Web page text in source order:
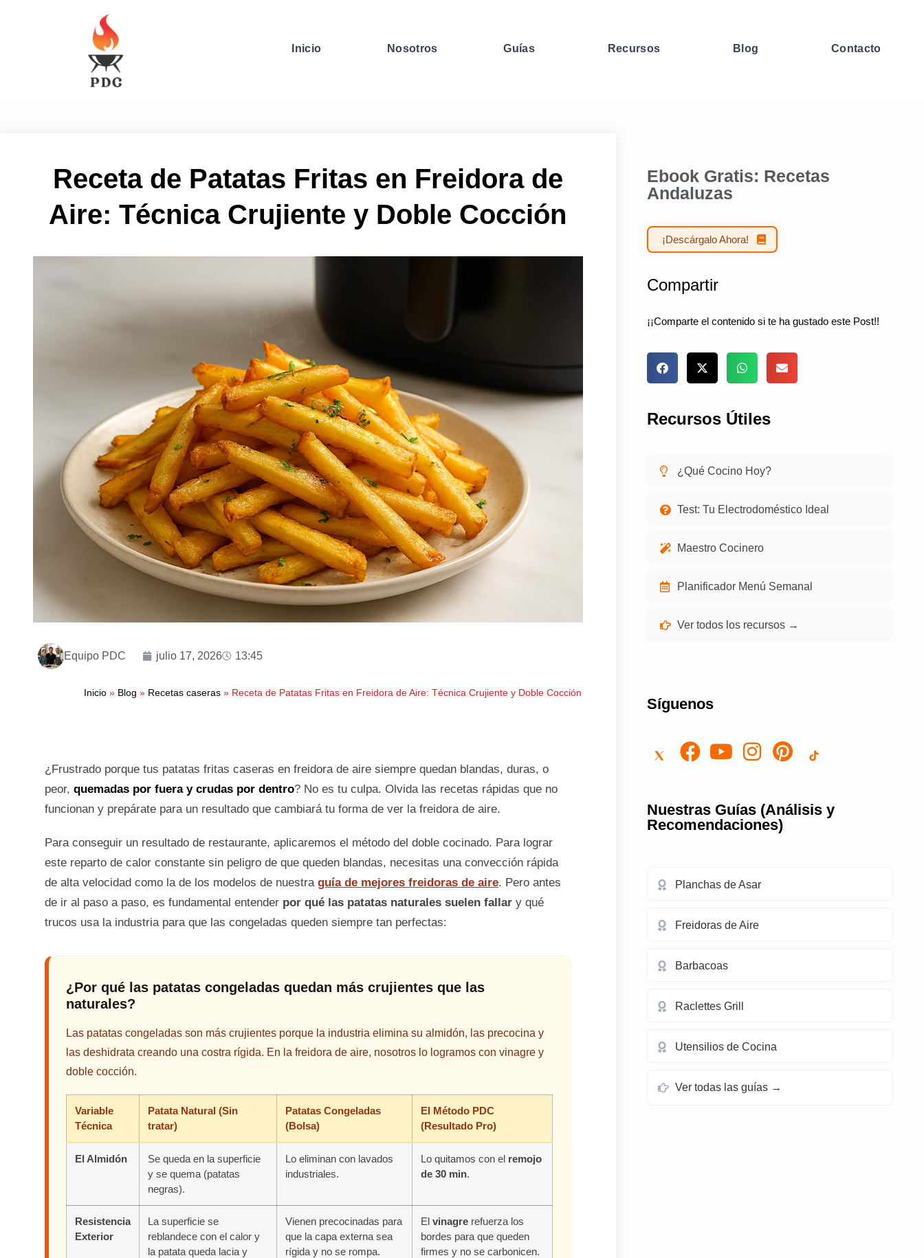
Inicio Nosotros Guías Recursos Blog Contacto
Receta de Patatas Fritas en Freidora de
Aire: Técnica Crujiente y Doble Cocción
Equipo PDC julio 17, 2026 13:45
Inicio» Blog » Recetas caseras» Receta de Patatas Fritas en Freidora de Aire: Técnica Crujiente y Doble Cocción
¿Frustrado porque tus patatas fritas caseras en freidora de aire siempre quedan blandas, duras, o
peor, quemadas por fuera y crudas por dentro? No es tu culpa. Olvida las recetas rápidas que no
funcionan y prepárate para un resultado que cambiará tu forma de ver la freidora de aire.
Para conseguir un resultado de restaurante, aplicaremos el método del doble cocinado. Para lograr
este reparto de calor constante sin peligro de que queden blandas, necesitas una convección rápida
de alta velocidad como la de los modelos de nuestra guía de mejores freidoras de aire. Pero antes
de ir al paso a paso, es fundamental entender por qué las patatas naturales suelen fallar y qué
trucos usa la industria para que las congeladas queden siempre tan perfectas:
¿Por qué las patatas congeladas quedan más crujientes que las
naturales?
Las patatas congeladas son más crujientes porque la industria elimina su almidón, las precocina y
las deshidrata creando una costra rígida. En la freidora de aire, nosotros lo logramos con vinagre y
doble cocción.
Variable
Técnica
Patata Natural (Sin
tratar)
Patatas Congeladas
(Bolsa)
El Método PDC
(Resultado Pro)
El Almidón
Se queda en la superficie
y se quema (patatas
negras).
Lo eliminan con lavados
industriales.
Lo quitamos con el remojo
de 30 min.
Resistencia
Exterior
La superficie se
reblandece con el calor y
la patata queda lacia y
Vienen precocinadas para
que la capa externa sea
rígida y no se rompa.
El vinagre refuerza los
bordes para que queden
firmes y no se carbonicen.
Ebook Gratis: Recetas
Andaluzas
¡Descárgalo Ahora!
Compartir
¡¡Comparte el contenido si te ha gustado este Post!!
Recursos Útiles
¿Qué Cocino Hoy?
Test: Tu Electrodoméstico Ideal
Maestro Cocinero
Planificador Menú Semanal
Ver todos los recursos →
Síguenos
Nuestras Guías (Análisis y
Recomendaciones)
Planchas de Asar
Freidoras de Aire
Barbacoas
Raclettes Grill
Utensilios de Cocina
Ver todas las guías →